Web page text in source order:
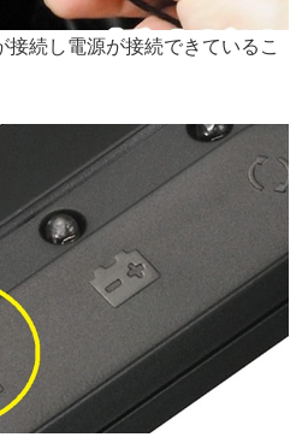
続し電源が接続できているこ